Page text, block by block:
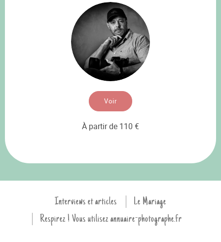
Voir
À partir de 110 €
Interviews et articles
Le Mariage
Respirez ! Vous utilisez annuaire-photographe.fr